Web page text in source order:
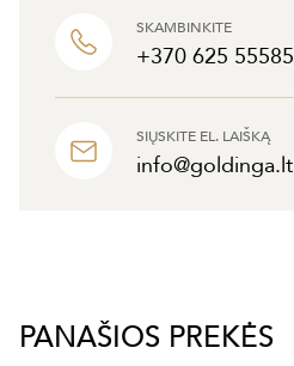
SKAMBINKITE
+370 625 55585
SIŲSKITE EL. LAIŠKĄ
info@goldinga.lt
PANAŠIOS PREKĖS